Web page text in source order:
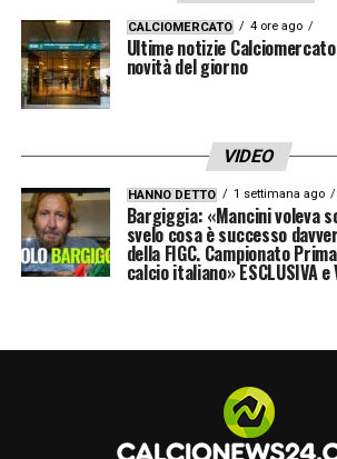
CALCIOMERCATO 4 ore ago
Ultime notizie
novità del giorno
VIDEO
HANNO DETTO 1 settimana ago
Bargiggia: «Mancini voleva
svelo cosa è successo
della FIGC. Campionato
calcio italiano» ESCLUSIVA e